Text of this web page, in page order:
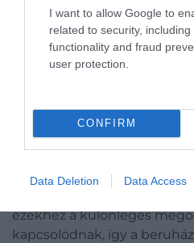
I want to allow Google to
related to security,
functionality and fraud
user protection.
CONFIRM
Data Deletion Data Access
meg lehet csinálni az
mindig az, hogy van-e rá
(School in Kufstein –
https://
9/fascinating-facades-3d-
ezekhez a különleges
kapcsolódnak, így a